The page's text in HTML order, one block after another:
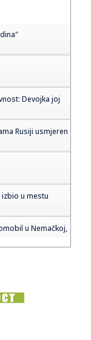
Devojka joj
Rusiji usmjeren
izbio u mestu
u Nemačkoj,
otkrio krajnje
iz BiH i još